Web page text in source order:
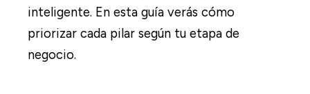
inteligente. En esta guía verás cómo
priorizar cada pilar según tu etapa de
negocio.